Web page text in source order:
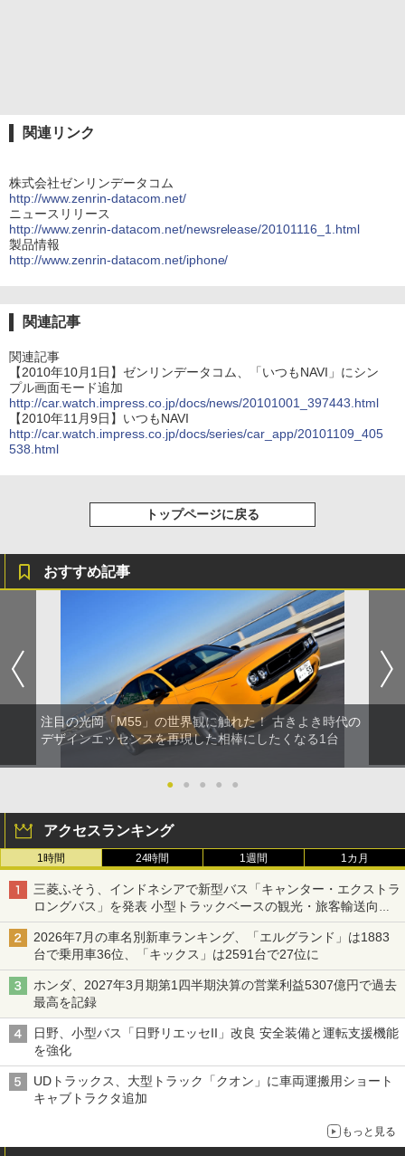
関連リンク
株式会社ゼンリンデータコム
http://www.zenrin-datacom.net/
ニュースリリース
http://www.zenrin-datacom.net/newsrelease/20101116_1.html
製品情報
http://www.zenrin-datacom.net/iphone/
関連記事
関連記事
【2010年10月1日】ゼンリンデータコム、「いつもNAVI」にシン
プル画面モード追加
http://car.watch.impress.co.jp/docs/news/20101001_397443.html
【2010年11月9日】いつもNAVI
http://car.watch.impress.co.jp/docs/series/car_app/20101109_405
538.html
トップページに戻る
おすすめ記事
注目の光岡「M55」の世界観に触れた！ 古きよき時代の
デザインエッセンスを再現した相棒にしたくなる1台
● ● ● ● ●
アクセスランキング
1時間 24時間 1週間 1カ月
三菱ふそう、インドネシアで新型バス「キャンター・エクストラ
ロングバス」を発表 小型トラックベースの観光・旅客輸送向け
バス
2026年7月の車名別新車ランキング、「エルグランド」は1883
台で乗用車36位、「キックス」は2591台で27位に
ホンダ、2027年3月期第1四半期決算の営業利益5307億円で過去
最高を記録
日野、小型バス「日野リエッセII」改良 安全装備と運転支援機能
を強化
UDトラックス、大型トラック「クオン」に車両運搬用ショート
キャブトラクタ追加
もっと見る